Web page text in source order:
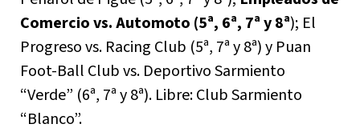
Comercio vs. Automoto (5ª, 6ª, 7ª y 8ª); El
Progreso vs. Racing Club (5ª, 7ª y 8ª) y Puan
Foot-Ball Club vs. Deportivo Sarmiento
“Verde” (6ª, 7ª y 8ª). Libre: Club Sarmiento
“Blanco”.